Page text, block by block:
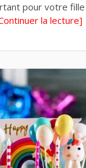
pour votre
la lecture]